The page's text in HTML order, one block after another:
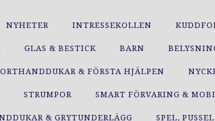
NYHETER INTRESSEKOLLEN
GLAS & BESTICK BARN
& FÖRSTA HJÄLPEN
STRUMPOR SMART FÖRVARING &
& GRYTUNDERLÄGG SPEL,